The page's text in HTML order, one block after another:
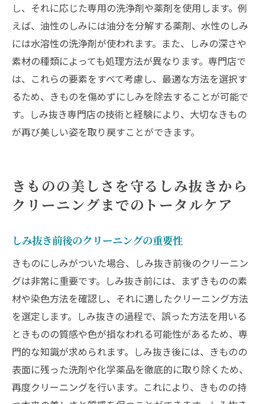
し、それに応じた専用の洗浄剤や薬剤を使用します。例
えば、油性のしみには油分を分解する薬剤、水性のしみ
には水溶性の洗浄剤が使われます。また、しみの深さや
素材の種類によっても処理方法が異なります。専門店で
は、これらの要素をすべて考慮し、最適な方法を選択す
るため、きものを傷めずにしみを除去することが可能で
す。しみ抜き専門店の技術と経験により、大切なきもの
が再び美しい姿を取り戻すことができます。
きものの美しさを守るしみ抜きから
クリーニングまでのトータルケア
しみ抜き前後のクリーニングの重要性
きものにしみがついた場合、しみ抜き前後のクリーニン
グは非常に重要です。しみ抜き前には、まずきものの素
材や染色方法を確認し、それに適したクリーニング方法
を選定します。しみ抜きの過程で、誤った方法を用いる
ときものの質感や色が損なわれる可能性があるため、専
門的な知識が求められます。しみ抜き後には、きものの
表面に残った洗剤や化学薬品を徹底的に取り除くため、
再度クリーニングを行います。これにより、きものの持